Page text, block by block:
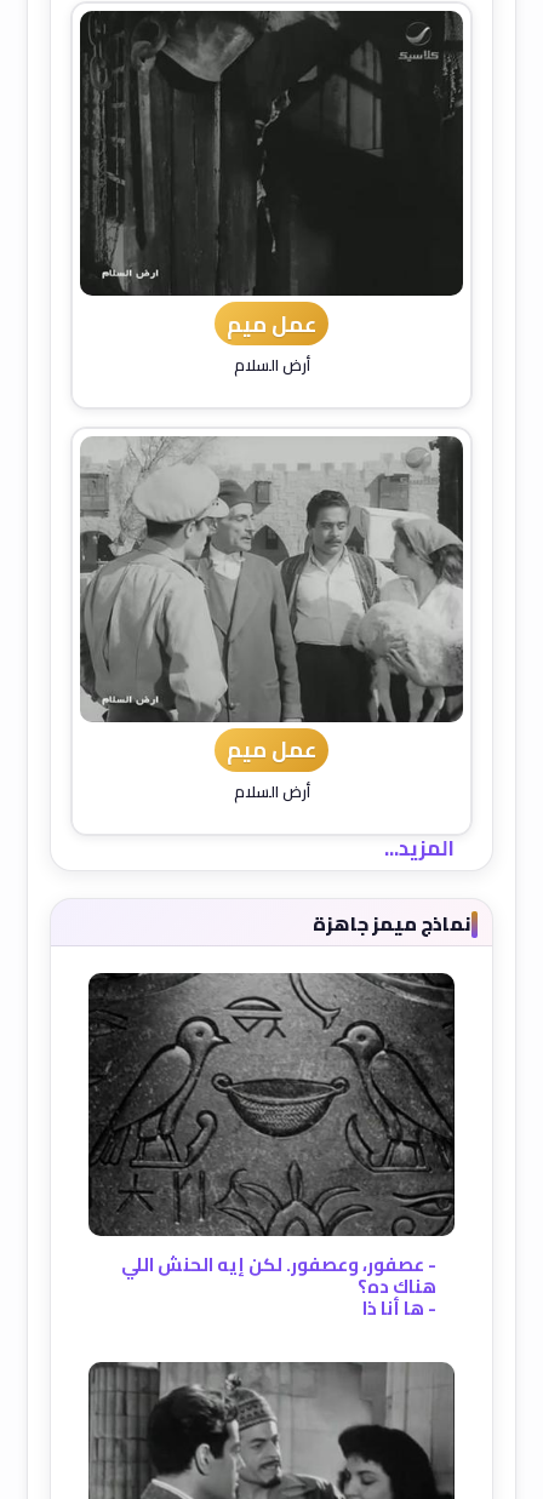
عمل ميم
أرض السلام
عمل ميم
أرض السلام
المزيد...
نماذج ميمز جاهزة
- عصفور، وعصفور. لكن إيه الحنش اللي
هناك ده؟
- ها أنا ذا